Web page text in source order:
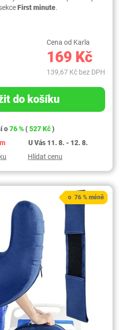
First minute.
Cena od Karla
169 Kč
139,67 Kč bez DPH
do košíku
o76 %(527 Kč)
U Vás 11. 8. - 12. 8.
Hlídat cenu
o 76 % méně